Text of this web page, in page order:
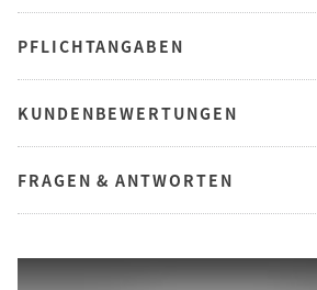
PFLICHTANGABEN
KUNDENBEWERTUNGEN
FRAGEN & ANTWORTEN